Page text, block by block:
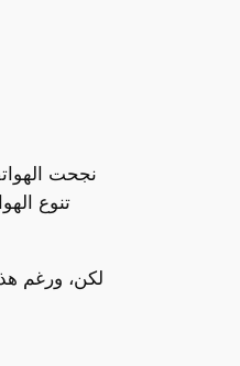
نجحت
تنوع
لكن، ورغم